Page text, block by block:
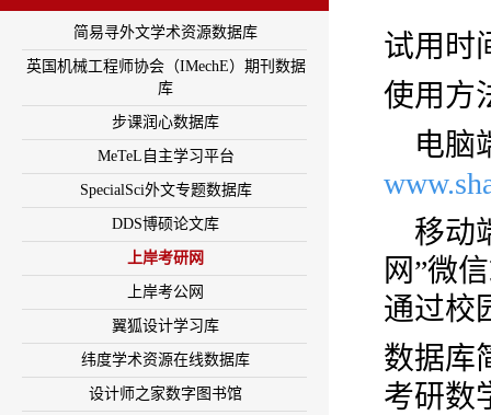
简易寻外文学术资源数据库
英国机械工程师协会（IMechE）期刊数据
库
步课润心数据库
MeTeL自主学习平台
SpecialSci外文专题数据库
DDS博硕论文库
上岸考研网
上岸考公网
翼狐设计学习库
纬度学术资源在线数据库
设计师之家数字图书馆
试用
使用方
电脑
移动
网”微
通过校
数据库
考研数